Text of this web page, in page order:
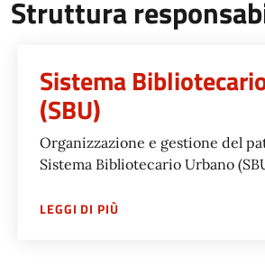
Struttura
Sistema
(SBU)
Organizzazione e gestione del
Sistema Bibliotecario Urbano
LEGGI DI PIÙSU